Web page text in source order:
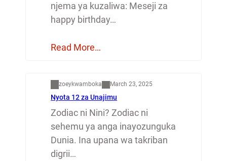
njema ya kuzaliwa: Meseji za
happy birthday…
Read More…
zoeykwamboka March 23, 2025
Nyota 12 za Unajimu
Zodiac ni Nini? Zodiac ni
sehemu ya anga inayozunguka
Dunia. Ina upana wa takriban
digrii…